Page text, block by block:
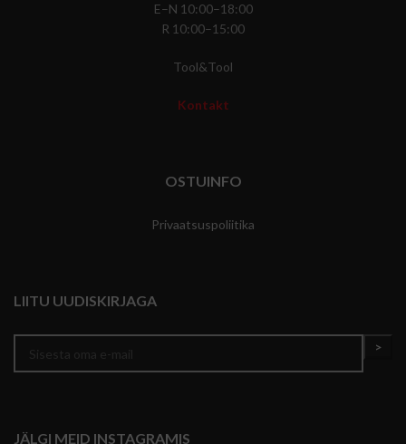
E–N 10:00–18:00
R 10:00–15:00
Tool&Tool
Kontakt
OSTUINFO
Privaatsuspoliitika
LIITU UUDISKIRJAGA
JÄLGI MEID INSTAGRAMIS